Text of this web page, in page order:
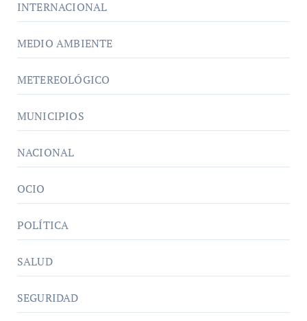
INTERNACIONAL
MEDIO AMBIENTE
METEREOLÓGICO
MUNICIPIOS
NACIONAL
OCIO
POLÍTICA
SALUD
SEGURIDAD